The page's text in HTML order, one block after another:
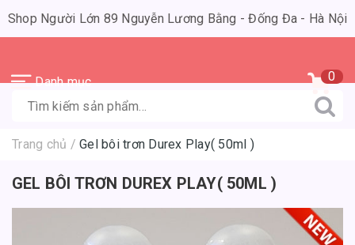
Shop Người Lớn 89 Nguyễn Lương Bằng - Đống Đa - Hà Nội
Danh mục 0
Trang chủ / Gel bôi trơn Durex Play( 50ml )
GEL BÔI TRƠN DUREX PLAY( 50ML )